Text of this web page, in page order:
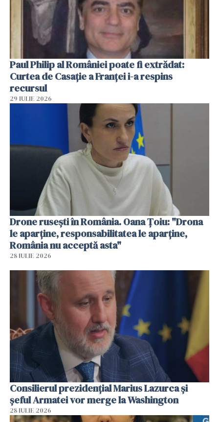
Paul Philip al României poate fi extrădat:
Curtea de Casaţie a Franţei i-a respins
recursul
29 IULIE 2026
Drone rusești în România. Oana Ţoiu: "Drona
le aparţine, responsabilitatea le aparţine,
România nu acceptă asta"
28 IULIE 2026
Consilierul prezidenţial Marius Lazurca și
șeful Armatei vor merge la Washington
28 IULIE 2026